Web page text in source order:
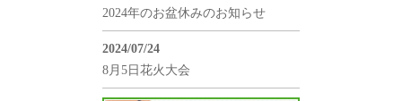
2024年のお盆休みのお知らせ
2024/07/24
8月5日花火大会